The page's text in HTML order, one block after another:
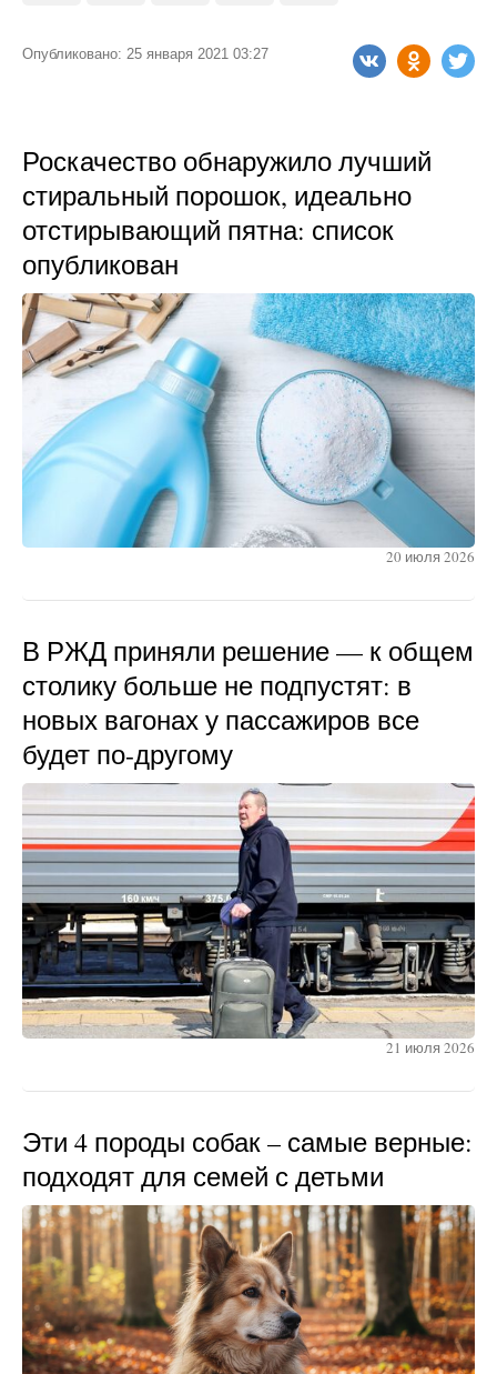
Опубликовано: 25 января 2021 03:27
Роскачество обнаружило лучший
стиральный порошок, идеально
отстирывающий пятна: список
опубликован
20 июля 2026
В РЖД приняли решение — к общем
столику больше не подпустят: в
новых вагонах у пассажиров все
будет по-другому
21 июля 2026
Эти 4 породы собак – самые верные:
подходят для семей с детьми